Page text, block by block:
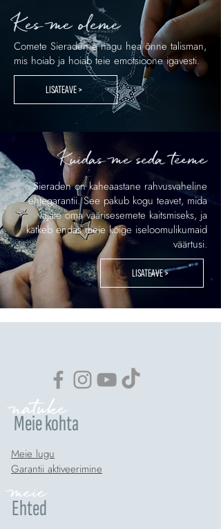
Kes me oleme
Comete Sieraden è nagu hea õnne talisman,
mis hoiab ja hoiab teie emotsioone igavesti.
LISATEAVE >
Kuidas me seda teeme
Sieraden on kaheaastane rahvusvaheline
ehtegarantii. See pakub kogu teavet, mida
vajate oma väärisesemete kaitsmiseks, ja
kätkeb endas meie kõige iseloomulikumaid
väärtusi.
LISATEAVE >
Meie kohta
natuke
Meie lugu
Garantii aktiveerimine
meie
Ehted